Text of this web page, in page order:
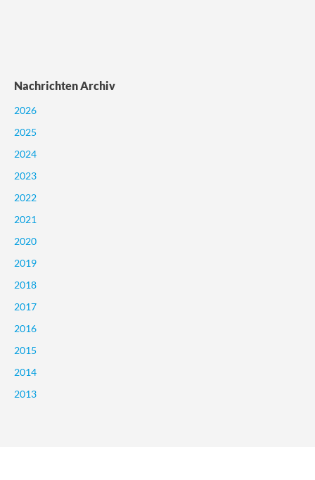
Nachrichten Archiv
2026
2025
2024
2023
2022
2021
2020
2019
2018
2017
2016
2015
2014
2013